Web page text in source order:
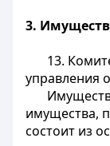
3.
13.
управления
имущества,
состоит из